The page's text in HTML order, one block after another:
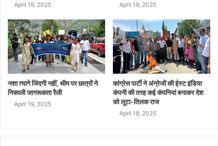
April 19, 2025 April 19, 2025
नशा त्यागे जिंदगी नहीं, थीम पर छात्रों ने
निकाली जागरूकता रैली
April 19, 2025
कांग्रेस पार्टी ने अंग्रेजों की ईस्ट इंडिया
कंपनी की तरह कई कंपनियां बनाकर देश
को लूटा-तिलक राज
April 18, 2025